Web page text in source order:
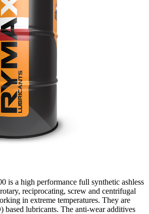
is a high performance full synthetic ashless
reciprocating, screw and centrifugal
in extreme temperatures. They are
based lubricants. The anti-wear additives